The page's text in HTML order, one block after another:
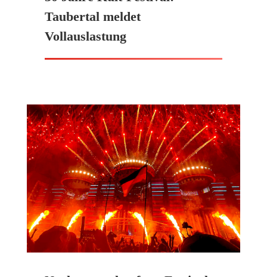
Taubertal meldet
Vollauslastung